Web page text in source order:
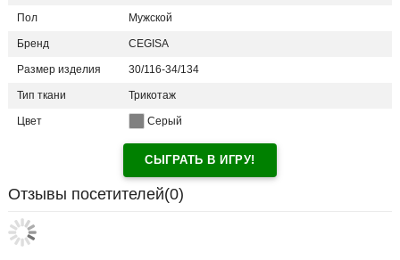
Пол Мужской
Бренд CEGISA
Размер изделия 30/116-34/134
Тип ткани Трикотаж
Цвет Серый
СЫГРАТЬ В ИГРУ!
Отзывы посетителей(0)